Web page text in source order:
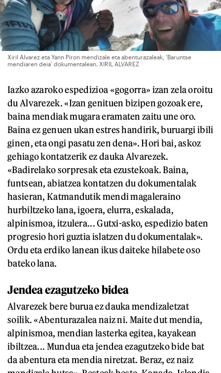
Xiril Alvarez eta Yann Piron mendizale eta abenturazaleak, 'Baruntse
mendiaren deia' dokumentalean. XIRIL ALVAREZ
Iazko azaroko espedizioa «gogorra» izan zela oroitu
du Alvarezek. «Izan genituen bizipen gozoak ere,
baina mendiak mugara eramaten zaitu une oro.
Baina ez genuen ukan estres handirik, buruargi ibili
ginen, eta ongi pasatu zen dena». Hori bai, askoz
gehiago kontatzerik ez dauka Alvarezek.
«Badirelako sorpresak eta ezustekoak. Baina,
funtsean, abiatzea kontatzen du dokumentalak
hasieran, Katmandutik mendi magaleraino
hurbiltzeko lana, igoera, elurra, eskalada,
alpinismoa, itzulera... Gutxi-asko, espedizio baten
progresio hori guztia islatzen du dokumentalak».
Ordu eta erdiko lanean ikus daiteke hilabete oso
bateko lana.
Jendea ezagutzeko bidea
Alvarezek bere burua ez dauka mendizaletzat
soilik. «Abenturazalea naiz ni. Maite dut mendia,
alpinismoa, mendian lasterka egitea, kayakean
ibiltzea... Mundua eta jendea ezagutzeko bide bat
da abentura eta mendia niretzat. Beraz, ez naiz